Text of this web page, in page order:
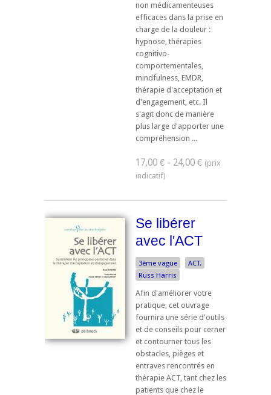
non médicamenteuses
efficaces dans la prise en
charge de la douleur :
hypnose, thérapies
cognitivo-
comportementales,
mindfulness, EMDR,
thérapie d'acceptation et
d'engagement, etc. Il
s'agit donc de manière
plus large d'apporter une
compréhension ...
17,00 € - 24,00 €
Se libérer
avec l'ACT
3ème vague
ACT.
Russ Harris
Afin d'améliorer votre
pratique, cet ouvrage
fournira une série d'outils
et de conseils pour cerner
et contourner tous les
obstacles, pièges et
entraves rencontrés en
thérapie ACT, tant chez les
patients que chez le